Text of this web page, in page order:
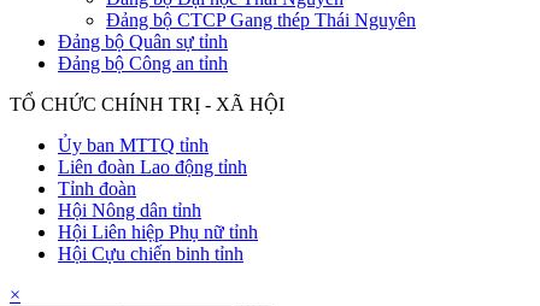
Đảng bộ CTCP Gang thép Thái Nguyên
Đảng bộ Quân sự tỉnh
Đảng bộ Công an tỉnh
TỔ CHỨC CHÍNH TRỊ - XÃ HỘI
Ủy ban MTTQ tỉnh
Liên đoàn Lao động tỉnh
Tỉnh đoàn
Hội Nông dân tỉnh
Hội Liên hiệp Phụ nữ tỉnh
Hội Cựu chiến binh tỉnh
×